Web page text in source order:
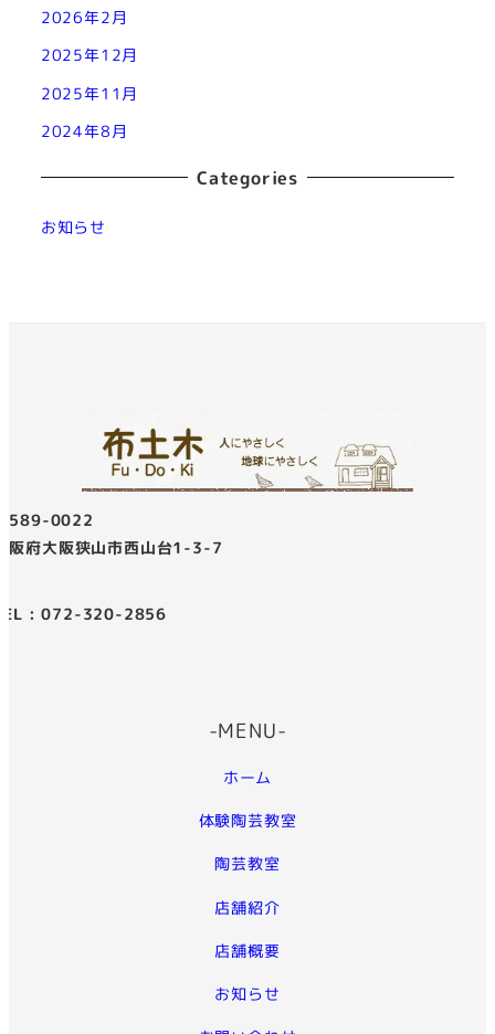
2026年2月
2025年12月
2025年11月
2024年8月
Categories
お知らせ
589-0022
阪府大阪狭山市西山台1-3-7
: 072-320-2856
-MENU-
ホーム
体験陶芸教室
陶芸教室
店舗紹介
店舗概要
お知らせ